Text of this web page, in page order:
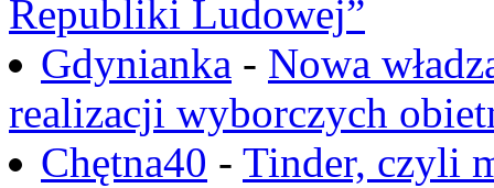
Republiki Ludowej”
Gdynianka - Nowa
realizacji wyborczych
Chętna40 - Tinder, czyli